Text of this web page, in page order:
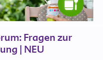
Fragen zur
| NEU